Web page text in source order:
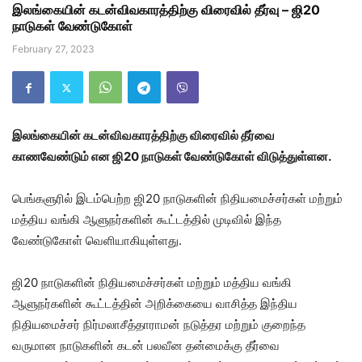
இலங்கையின் கடன்விவகாரத்திற்கு விரைவில் தீர்வு – ஜி20
நாடுகள் வேண்டுகோள்
February 27, 2023
இலங்கையின் கடன்விவகாரத்திற்கு விரைவில் தீர்வை
காணவேண்டும் என ஜி20 நாடுகள் வேண்டுகோள் விடுத்துள்ளன.
பெங்களுரில் இடம்பெற்ற ஜி20 நாடுகளின் நிதியமைச்சர்கள் மற்றும்
மத்திய வங்கி ஆளுநர்களின் கூட்டத்தில் முடிவில் இந்த
வேண்டுகோள் வெளியாகியுள்ளது.
ஜி20 நாடுகளின் நிதியமைச்சர்கள் மற்றும் மத்திய வங்கி
ஆளுநர்களின் கூட்டத்தின் அறிக்கையை வாசித்த இந்திய
நிதியமைச்சர் நிர்மலாசீத்தாராமன் நடுத்தர மற்றும் குறைந்த
வருமான நாடுகளின் கடன் பலவீன தன்மைக்கு தீர்வை